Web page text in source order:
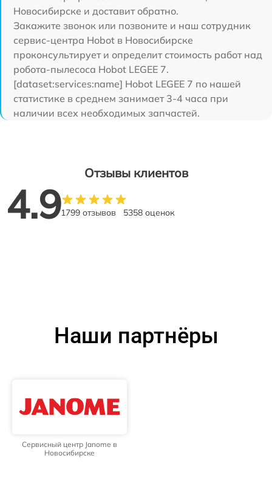
Новосибирске и доставит обратно.
Закажите звонок или позвоните и наш сотрудник
сервис-центра Hobot в Новосибирске
проконсультирует и определит стоимость работ над
робота-пылесоса Hobot LEGEE 7.
[dataset:services:name] Hobot LEGEE 7 по нашей
статистике в среднем занимает 3-4 часа при
наличии всех необходимых запчастей.
Отзывы клиентов
4.91799 отзывов 5358 оценок
Наши партнёры
Сервисный центр Janome в
Новосибирске